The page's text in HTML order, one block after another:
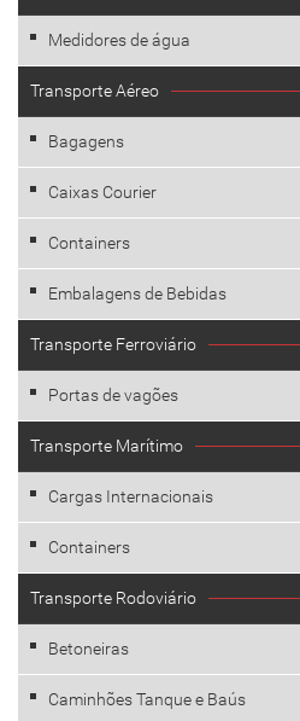
Medidores de água
Transporte Aéreo
Bagagens
Caixas Courier
Containers
Embalagens de Bebidas
Transporte Ferroviário
Portas de vagões
Transporte Marítimo
Cargas Internacionais
Containers
Transporte Rodoviário
Betoneiras
Caminhões Tanque e Baús